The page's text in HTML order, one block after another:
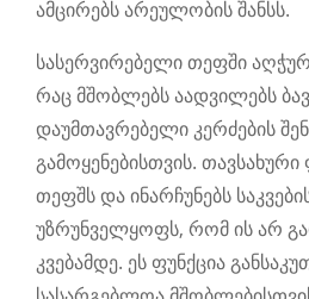
ამცირებს არეულობის შანსს.
სასერვირებელი თეფში
რაც მშობლებს აადვილებს
დაუმთავრებელი კერძების
გამოყენებისთვის.
თეფშს და ინარჩუნებს
უზრუნველყოფს, რომ ის არ
კვებამდე. ეს ფუნქცია